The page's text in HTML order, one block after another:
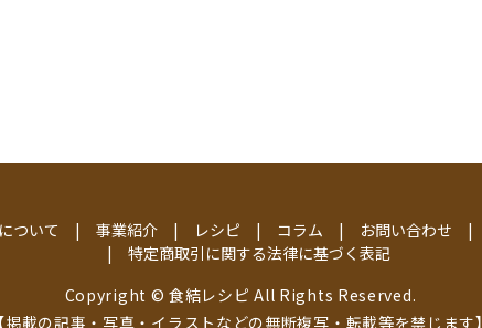
ついて 事業紹介 レシピ コラム お問い合わせ
特定商取引に関する法律に基づく表記
Copyright © 食結レシピ All Rights Reserved.
【掲載の記事・写真・イラストなどの無断複写・転載等を禁じます】